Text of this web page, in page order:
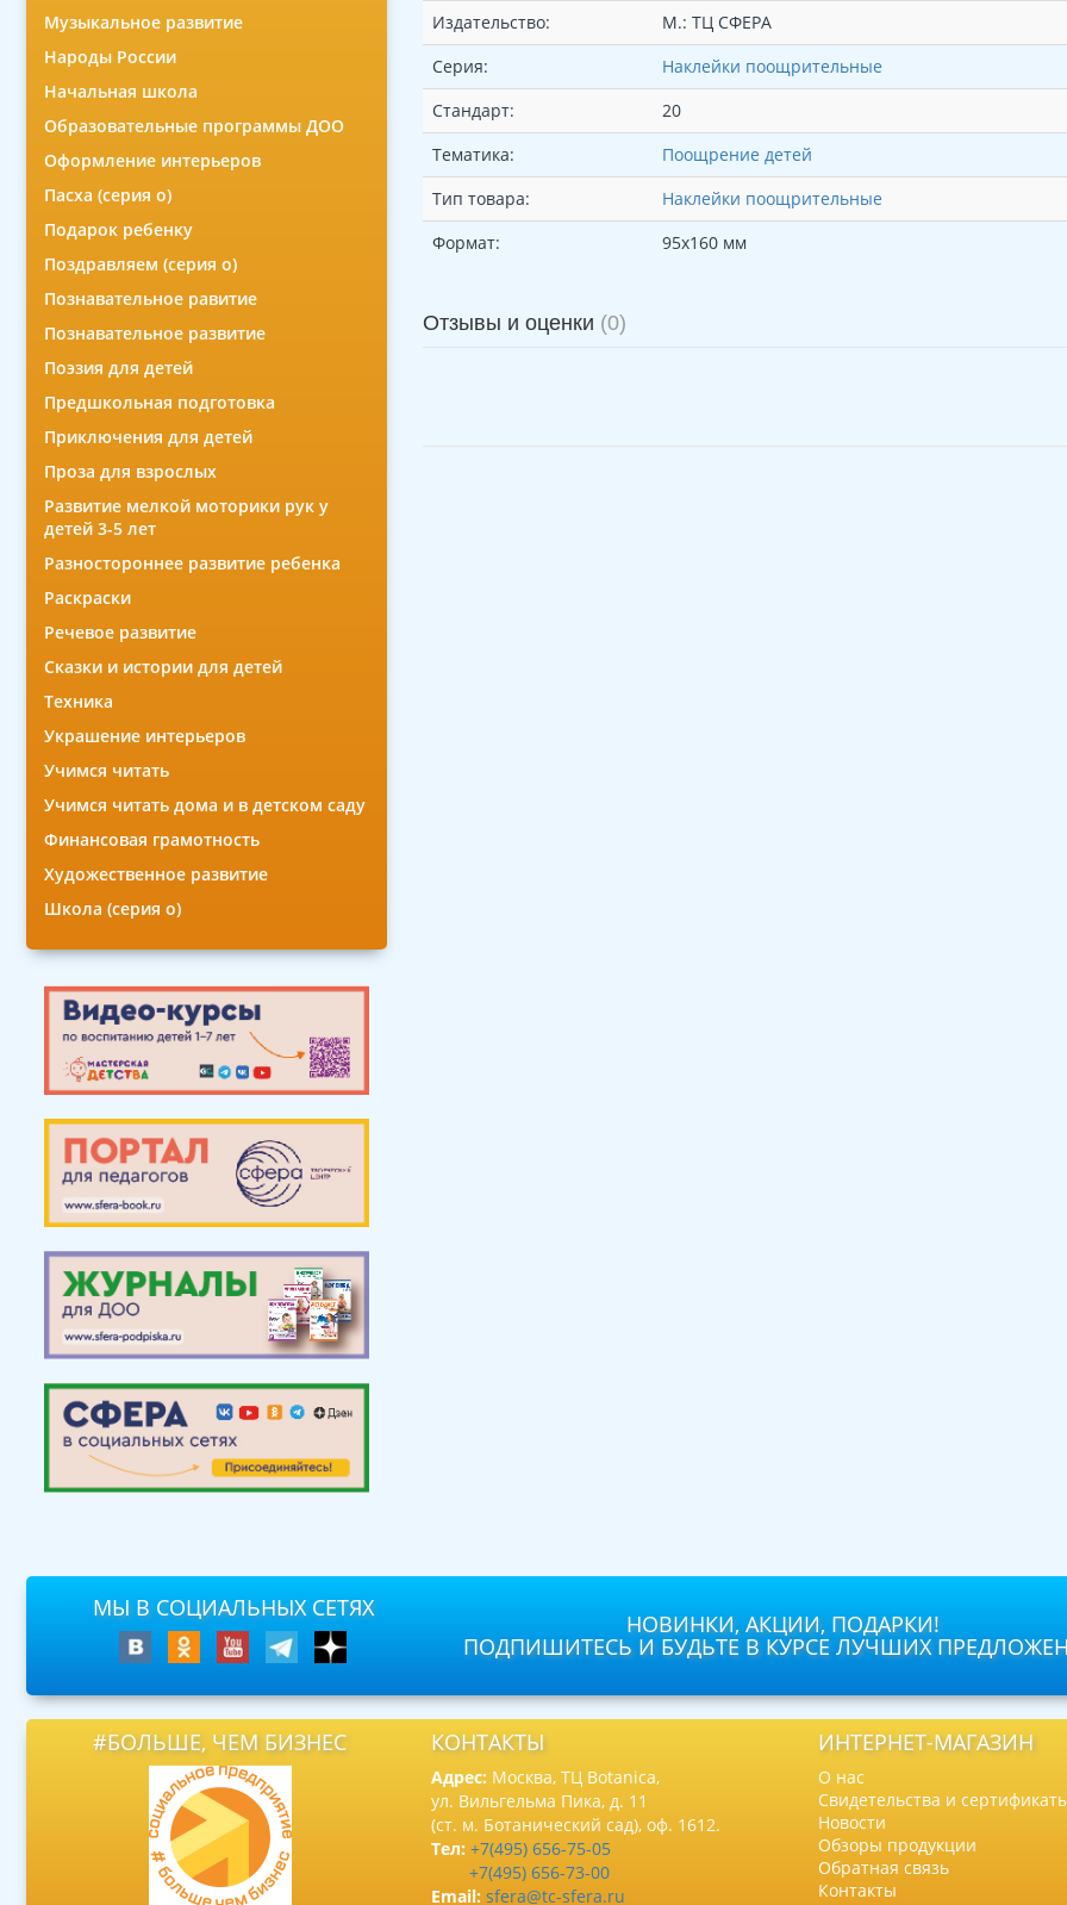
Музыкальное развитие
Народы России
Начальная школа
Образовательные программы ДОО
Оформление интерьеров
Пасха (серия о)
Подарок ребенку
Поздравляем (серия о)
Познавательное равитие
Познавательное развитие
Поэзия для детей
Предшкольная подготовка
Приключения для детей
Проза для взрослых
Развитие мелкой моторики рук у
детей 3-5 лет
Разностороннее развитие ребенка
Раскраски
Речевое развитие
Сказки и истории для детей
Техника
Украшение интерьеров
Учимся читать
Учимся читать дома и в детском саду
Финансовая грамотность
Художественное развитие
Школа (серия о)
Издательство:
М.: ТЦ СФЕРА
Серия:
Наклейки поощрительные
Стандарт:
20
Тематика:
Поощрение детей
Тип товара:
Наклейки поощрительные
Формат:
95х160 мм
Отзывы и оценки (0)
МЫ В СОЦИАЛЬНЫХ СЕТЯХ
НОВИНКИ, АКЦИИ, ПОДАРКИ!
ПОДПИШИТЕСЬ И БУДЬТЕ В КУРСЕ ЛУЧШИХ
#БОЛЬШЕ, ЧЕМ БИЗНЕС КОНТАКТЫ
Адрес: Москва, ТЦ Botanica,
ул. Вильгельма Пика, д. 11
(ст. м. Ботанический сад), оф. 1612.
Тел: +7(495) 656-75-05
+7(495) 656-73-00
Email: sfera@tc-sfera.ru
ИНТЕРНЕТ-МАГАЗИН
О нас
Свидетельства и
Новости
Обзоры продукции
Обратная связь
Контакты